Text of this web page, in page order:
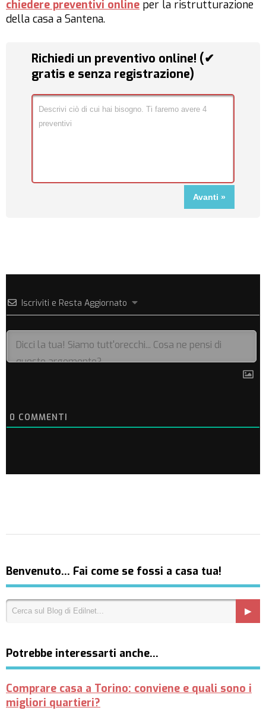
chiedere preventivi online per la ristrutturazione
della casa a Santena.
Richiedi un preventivo online! (✔
gratis e senza registrazione)
Iscriviti e Resta Aggiornato
0 COMMENTI
Benvenuto… Fai come se fossi a casa tua!
Potrebbe interessarti anche…
Comprare casa a Torino: conviene e quali sono i
migliori quartieri?